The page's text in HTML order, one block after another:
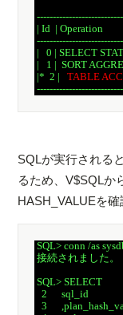
| Id  | Operation
|   0 | SELECT
|   1 |  SORT
|*  2 | TABLE
SQLが実行される
るため、V$SQLか
HASH_VALUEを確
SQL> conn /as
接続されました。
SQL> SELECT
   2      sql_id
3